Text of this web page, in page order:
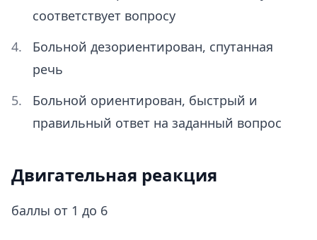
соответствует вопросу
Больной дезориентирован, спутанная
речь
Больной ориентирован, быстрый и
правильный ответ на заданный вопрос
Двигательная реакция
баллы от 1 до 6